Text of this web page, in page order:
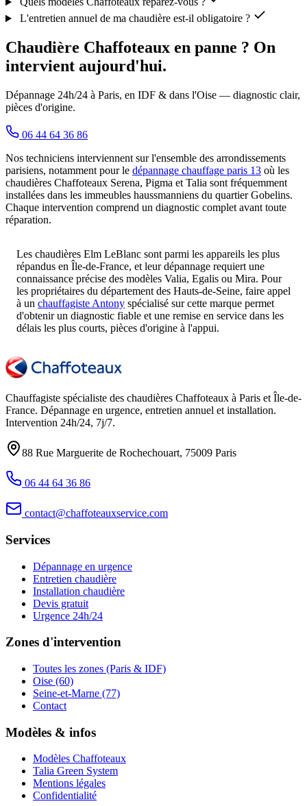
L'entretien annuel de ma chaudière est-il obligatoire ?
Chaudière Chaffoteaux en panne ? On
intervient aujourd'hui.
Dépannage 24h/24 à Paris, en IDF & dans l'Oise — diagnostic clair,
pièces d'origine.
06 44 64 36 86
Nos techniciens interviennent sur l'ensemble des arrondissements
parisiens, notamment pour le dépannage chauffage paris 13 où les
chaudières Chaffoteaux Serena, Pigma et Talia sont fréquemment
installées dans les immeubles haussmanniens du quartier Gobelins.
Chaque intervention comprend un diagnostic complet avant toute
réparation.
Les chaudières Elm LeBlanc sont parmi les appareils les plus
répandus en Île-de-France, et leur dépannage requiert une
connaissance précise des modèles Valia, Egalis ou Mira. Pour
les propriétaires du département des Hauts-de-Seine, faire appel
à un chauffagiste Antony spécialisé sur cette marque permet
d'obtenir un diagnostic fiable et une remise en service dans les
délais les plus courts, pièces d'origine à l'appui.
Chauffagiste spécialiste des chaudières Chaffoteaux à Paris et Île-de-
France. Dépannage en urgence, entretien annuel et installation.
Intervention 24h/24, 7j/7.
88 Rue Marguerite de Rochechouart, 75009 Paris
06 44 64 36 86
contact@chaffoteauxservice.com
Services
Dépannage en urgence
Entretien chaudière
Installation chaudière
Devis gratuit
Urgence 24h/24
Zones d'intervention
Toutes les zones (Paris & IDF)
Oise (60)
Seine-et-Marne (77)
Contact
Modèles & infos
Modèles Chaffoteaux
Talia Green System
Mentions légales
Confidentialité